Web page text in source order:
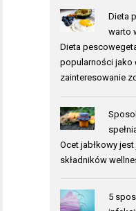
Dieta
warto
Dieta
popularności jako
zainteresowanie
Ocet jabłkowy
składników
5